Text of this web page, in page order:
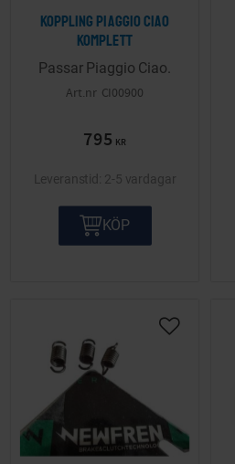
Koppling Piaggio Ciao
komplett
Passar Piaggio Ciao.
CI00900
795 KR
2-5 vardagar
KÖP
Lägg till i